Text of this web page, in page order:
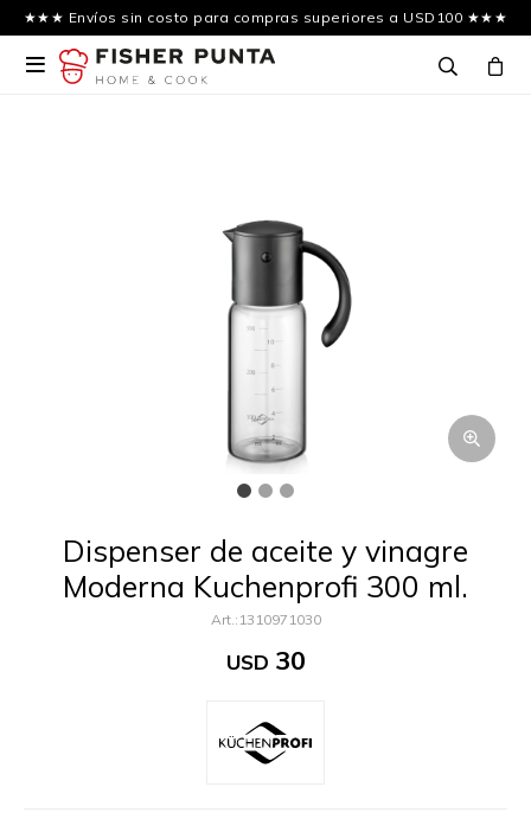
★★★ Envíos sin costo para compras superiores a USD100 ★★★

Dispenser de aceite y vinagre
Moderna Kuchenprofi 300 ml.
1310971030
USD 30